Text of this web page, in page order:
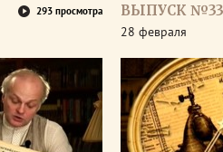
293 просмотра ВЫПУСК
28 февраля